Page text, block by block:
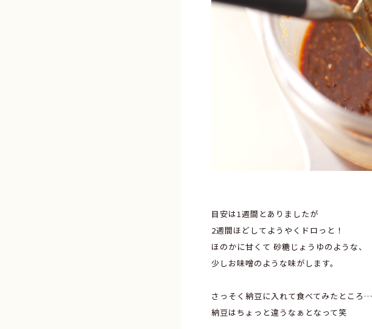
目安は1週間とありましたが
2週間ほどしてようやくドロっと！
ほのかに甘くて 砂糖じょうゆのような、
少しお味噌のような味がします。
さっそく納豆に入れて食べてみたところ…
納豆はちょっと違うなぁとなって笑